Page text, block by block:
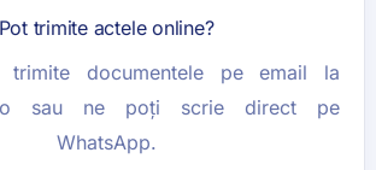
Pot trimite actele online?
documentele pe email la
sau ne poți scrie direct pe
WhatsApp.